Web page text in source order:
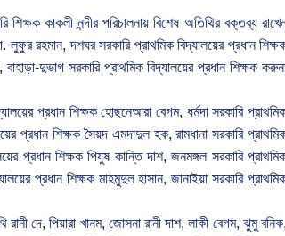
শিক্ষক কাকলী নন্দীর পরিচালনায় বিশেষ অতিথির বক্তব্য
রহমান, দশঘর সরকারি প্রাথমিক বিদ্যালয়ের প্রধান
দুভাগ সরকারি প্রাথমিক বিদ্যালয়ের প্রধান শিক্ষক
প্রধান শিক্ষক হোছনেআরা বেগম, ধর্মদা সরকারি
প্রধান শিক্ষক সৈয়দ এমদাদুল হক, রামধানা সরকারি
প্রধান শিক্ষক পিযুষ কান্তি দাশ, জনমঙ্গল সরকারি
প্রধান শিক্ষক মাহমুদুল হাসান, জানাইয়া সরকারি
দে, পিয়ারা খানম, জোসনা রানী দাশ, লাকী বেগম, ঝুমু বনিক,